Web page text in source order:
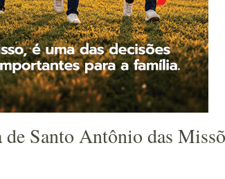
Santo Antônio das